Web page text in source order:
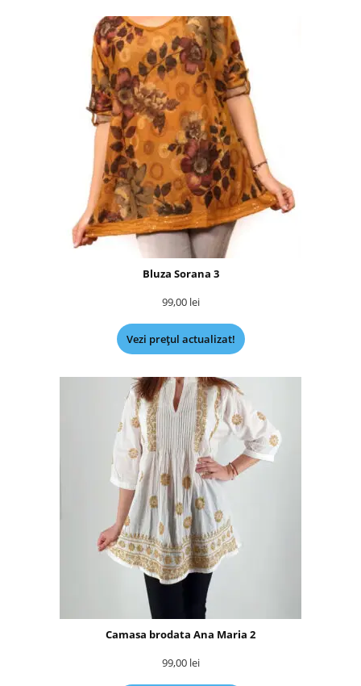
Bluza Sorana 3
99,00 lei
Vezi prețul actualizat!
Camasa brodata Ana Maria 2
99,00 lei